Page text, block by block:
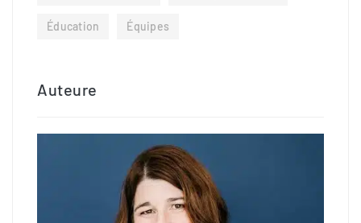
Éducation Équipes
Auteure